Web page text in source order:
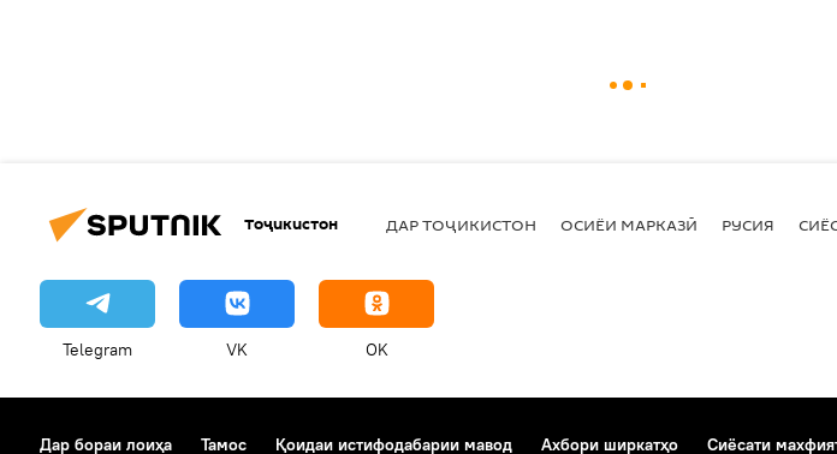
Тоҷикистон ДАР ТОҶИКИСТОН ОСИЁИ МАРКАЗӢ РУСИЯ
Telegram VK OK
Дар бораи лоиҳа Тамос Қоидаи истифодабарии мавод Ахбори ширкатҳо Сиёсати